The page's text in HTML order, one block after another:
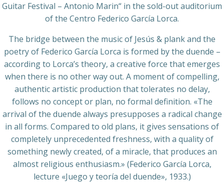
Guitar Festival – Antonio Marin“ in the sold-out auditorium
of the Centro Federico García Lorca.
The bridge between the music of Jesús & plank and the
poetry of Federico García Lorca is formed by the duende –
according to Lorca’s theory, a creative force that emerges
when there is no other way out. A moment of compelling,
authentic artistic production that tolerates no delay,
follows no concept or plan, no formal definition. «The
arrival of the duende always presupposes a radical change
in all forms. Compared to old plans, it gives sensations of
completely unprecedented freshness, with a quality of
something newly created, of a miracle, that produces an
almost religious enthusiasm.» (Federico García Lorca,
lecture «Juego y teoría del duende», 1933.)